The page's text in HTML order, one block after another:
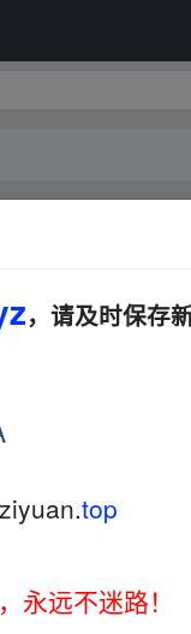
源数据。
，请及时保存
top
永远不迷路！